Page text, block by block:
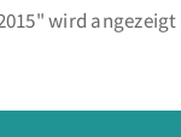
wird angezeigt